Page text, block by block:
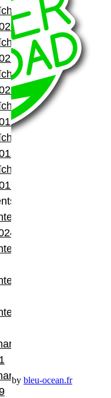
by bleu-ocean.fr
des
des
des
-30th
des
des
des
Tour
Tour
Tour
Tour
Tour